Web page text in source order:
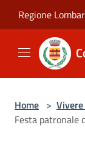
Regione
Home >
Festa patronale